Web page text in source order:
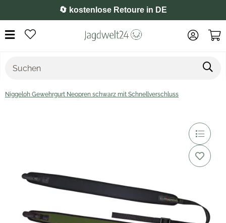
⭐️ 4,8 auf Google
Niggeloh Gewehrgurt Neopren schwarz mit Schnellverschluss